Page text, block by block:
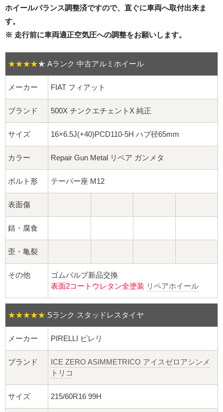
19インチ：夏タイヤホイール
20インチ：夏タイヤホイール
ホイールナット
平面座ナット
ロング平面ナット
ショート平面ナット
ショート球面ナット
貫通ナット
ロング袋ナット
ショート袋ナット
スチール鉄ホイール
持ち込み交換工賃
ホイールバランス調整済ですので、直ぐに車両へ取付出来ま
す。
※ 走行前に車両適正空気圧への調整をお願いします。
★★★★★ Aランク 中古アルミホイール
メーカー FIAT フィアット
ブランド 500X チンクエチェントX 純正
サイズ 16×6.5J(+40)PCD110-5H ハブ径65mm
カラー Repair Gun Metal リペア ガンメタ
ボルト形 テーパー座 M12
表面傷
錆・腐食
歪・亀裂
その他
ゴムバルブ新品交換
表面2コートウレタン全塗装 リペアホイール
★★★★★ Sランク スタッドレスタイヤ
メーカー PIRELLI ピレリ
ブランド
ICE ZERO ASIMMETRICO アイスゼロアシンメ
トリコ
サイズ 215/60R16 99H